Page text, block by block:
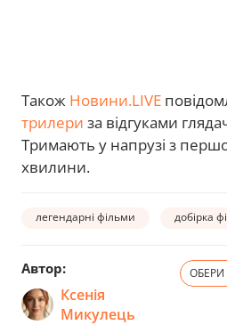
Також Новини.LIVE
трилери за відгуками
Тримають у напрузі з
хвилини.
легендарні фільми добірка
Автор:
Ксенія
Микулець
ОБЕРИ